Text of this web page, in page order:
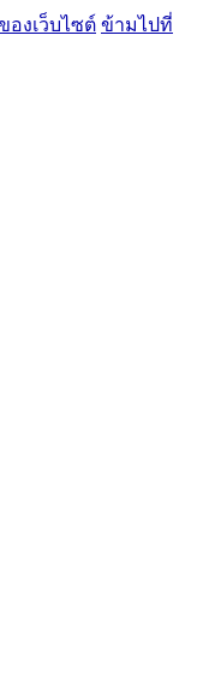
งเว็บไซต์ ข้ามไปที่